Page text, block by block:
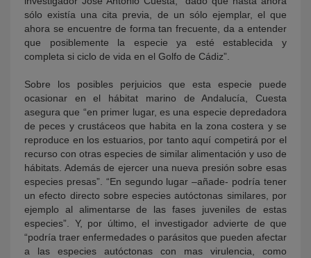
sólo existía una cita previa, de un sólo ejemplar, el que
ahora se encuentre de forma tan frecuente, da a entender
que posiblemente la especie ya esté establecida y
completa si ciclo de vida en el Golfo de Cádiz”.
Sobre los posibles perjuicios que esta especie puede
ocasionar en el hábitat marino de Andalucía, Cuesta
asegura que “en primer lugar, es una especie depredadora
de peces y crustáceos que habita en la zona costera y se
reproduce en los estuarios, por tanto aquí competirá por el
recurso con otras especies de similar alimentación y uso de
hábitats. Además de ejercer una nueva presión sobre esas
especies presas”. “En segundo lugar –añade- podría tener
un efecto directo sobre especies autóctonas similares, por
ejemplo al alimentarse de las fases juveniles de estas
especies”. Y, por último, el investigador advierte de que
“podría traer enfermedades o parásitos que pueden afectar
a las especies autóctonas con mas virulencia, como